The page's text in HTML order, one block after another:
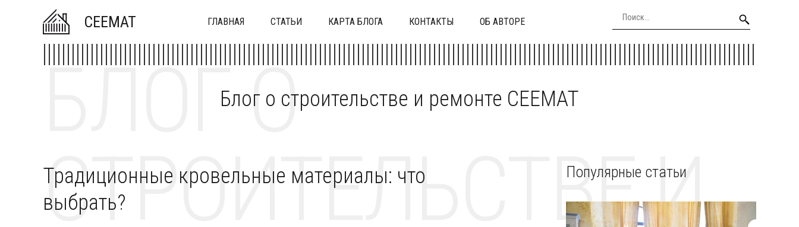
CEEMAT ГЛАВНАЯ СТАТЬИ КАРТА БЛОГА КОНТАКТЫ ОБ АВТОРЕ
Блог о строительстве и ремонте CEEMAT
БЛОГ О
СТРОИТЕЛЬСТВЕ И
Традиционные кровельные материалы: что
выбрать?
Популярные статьи